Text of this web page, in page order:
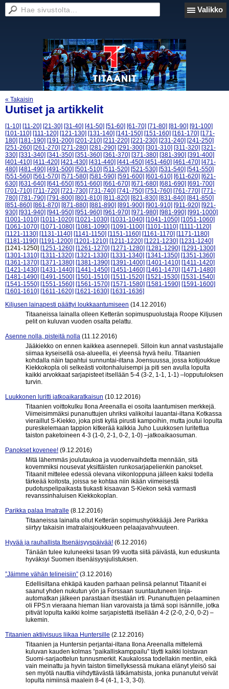
Valikko
« Takaisin
Uutiset ja artikkelit
[1-10] [11-20] [21-30] [31-40] [41-50] [51-60] [61-70] [71-80] [81-90] [91-100]
[101-110] [111-120] [121-130] [131-140] [141-150] [151-160] [161-170] [171-
180] [181-190] [191-200] [201-210] [211-220] [221-230] [231-240] [241-250]
[251-260] [261-270] [271-280] [281-290] [291-300] [301-310] [311-320] [321-
330] [331-340] [341-350] [351-360] [361-370] [371-380] [381-390] [391-400]
[401-410] [411-420] [421-430] [431-440] [441-450] [451-460] [461-470] [471-
480] [481-490] [491-500] [501-510] [511-520] [521-530] [531-540] [541-550]
[551-560] [561-570] [571-580] [581-590] [591-600] [601-610] [611-620] [621-
630] [631-640] [641-650] [651-660] [661-670] [671-680] [681-690] [691-700]
[701-710] [711-720] [721-730] [731-740] [741-750] [751-760] [761-770] [771-
780] [781-790] [791-800] [801-810] [811-820] [821-830] [831-840] [841-850]
[851-860] [861-870] [871-880] [881-890] [891-900] [901-910] [911-920] [921-
930] [931-940] [941-950] [951-960] [961-970] [971-980] [981-990] [991-1000]
[1001-1010] [1011-1020] [1021-1030] [1031-1040] [1041-1050] [1051-1060]
[1061-1070] [1071-1080] [1081-1090] [1091-1100] [1101-1110] [1111-1120]
[1121-1130] [1131-1140] [1141-1150] [1151-1160] [1161-1170] [1171-1180]
[1181-1190] [1191-1200] [1201-1210] [1211-1220] [1221-1230] [1231-1240]
[1241-1250] [1251-1260] [1261-1270] [1271-1280] [1281-1290] [1291-1300]
[1301-1310] [1311-1320] [1321-1330] [1331-1340] [1341-1350] [1351-1360]
[1361-1370] [1371-1380] [1381-1390] [1391-1400] [1401-1410] [1411-1420]
[1421-1430] [1431-1440] [1441-1450] [1451-1460] [1461-1470] [1471-1480]
[1481-1490] [1491-1500] [1501-1510] [1511-1520] [1521-1530] [1531-1540]
[1541-1550] [1551-1560] [1561-1570] [1571-1580] [1581-1590] [1591-1600]
[1601-1610] [1611-1620] [1621-1630] [1631-1636]
Kiljusen lainapesti päättyi loukkaantumiseen (14.12.2016)
Titaaneissa lainalla olleen Ketterän sopimuspuolustaja Roope Kiljusen
pelit on kuluvan vuoden osalta pelattu.
Asenne nolla, pisteitä nolla (11.12.2016)
Jääkiekko on ennen kaikkea asennepeli. Silloin kun annat vastustajalle
siimaa kyseisellä osa-alueella, ei yleensä hyvä heilu. Titaanien
kohdalla näin tapahtui sunnuntai-iltana Joensuussa, jossa kotijoukkue
Kiekkokopla oli selkeästi voitonhaluisempi ja piti sen avulla lopulta
kaikki arvokkaat sarjapisteet itsellään 5-4 (3-2, 1-1, 1-1) –lopputuloksen
turvin.
Luukkonen luritti jatkoaikaratkaisun (10.12.2016)
Titaanien voittokulku Ilona Areenalla ei osoita laantumisen merkkejä.
Viimeisimmäksi punanuttujen uhriksi valikoitui lauantai-iltana Kotkassa
vieraillut S-Kiekko, joka pisti kyllä pirusti kampoihin, mutta joutui lopulta
pureskelemaan tappion kitkerää kalkkia Juho Luukkosen luritettua
taiston paketoineen 4-3 (1-0, 2-1, 0-2, 1-0) –jatkoaikaosuman.
Panokset kovenee! (9.12.2016)
Mitä lähemmäs joulutaukoa ja vuodenvaihdetta mennään, sitä
kovemmiksi nousevat yksittäisten runkosarjapelienkin panokset.
Titaanit mittelee edessä olevana viikonloppuna jälleen kaksi todella
tärkeää koitosta, joissa se kohtaa niin ikään viimeisestä
pudotuspelipaikasta tiukasti kisaavan S-Kiekon sekä varmasti
revanssinhaluisen Kiekkokoplan.
Parikka palaa Imatralle (8.12.2016)
Titaaneissa lainalla ollut Ketterän sopimushyökkääjä Jere Parikka
siirtyy takaisin imatralaisjoukkueen pelaajavahvuuteen.
Hyvää ja rauhallista Itsenäisyyspäivää! (6.12.2016)
Tänään tulee kuluneeksi tasan 99 vuotta siitä päivästä, kun eduskunta
hyväksyi Suomen itsenäisyysjulistuksen.
”Jäimme vähän telineisiin” (3.12.2016)
Edellisiltana ehkäpä kauden parhaan pelinsä pelannut Titaanit ei
saanut yhden nukutun yön ja Forssaan suuntautuneen linja-
automatkan jälkeen parastaan itsestään irti. Punanuttujen pelaaminen
oli FPS:n vieraana hieman liian varovaista ja tämä sopi isännille, jotka
pitivät lopulta kaikki kolme sarjapistettä itsellään 4-2 (2-0, 2-0, 0-2) –
lukemin.
Titaanien aktiivisuus liikaa Huntersille (2.12.2016)
Titaanien ja Huntersin perjantai-iltana Ilona Areenalla mittelemä
kuluvan kauden kolmas ”paikalliskamppailu” täytti kaikki loistavan
Suomi-sarjaottelun tunnusmerkit. Kaukalossa todellakin mentiin, eikä
vain meinattu ja hyvin taiston tiimellyksessä mukana elänyt yleisö sai
sen myötä nauttia viihdyttävästä lätkämatsista, jonka punanutut veivät
lopulta nimiinsä maalein 8-4 (4-1, 1-3, 3-0).